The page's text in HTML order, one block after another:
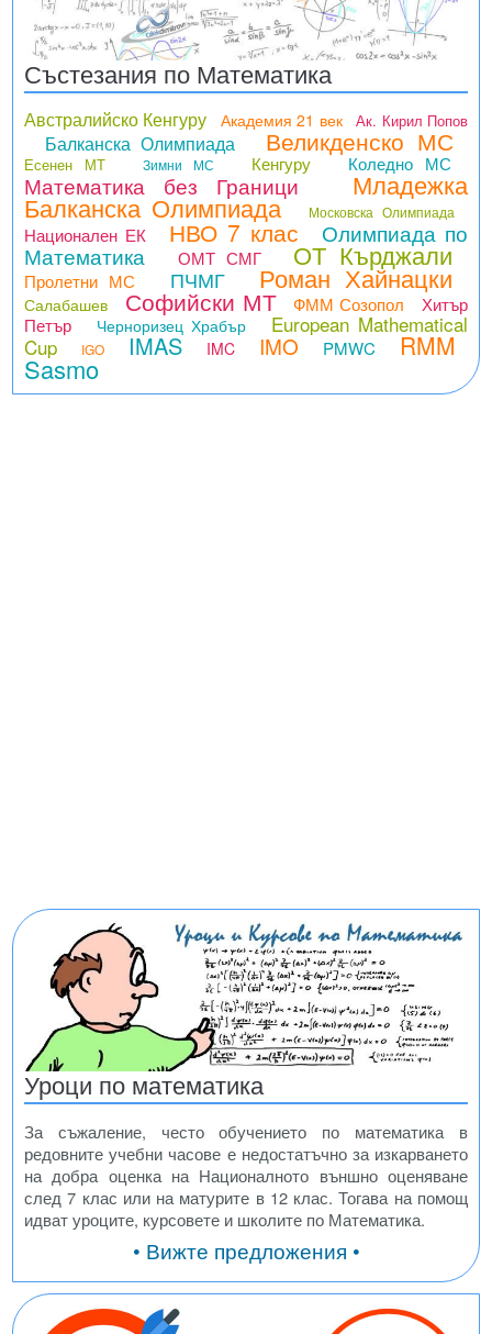
Състезания по Математика
Австралийско Кенгуру Академия 21 век Ак. Кирил Попов
Балканска Олимпиада Великденско МС
Есенен МТ Зимни МС Кенгуру Коледно МС
Математика без Граници Младежка
Балканска Олимпиада Московска Олимпиада
Национален ЕК НВО 7 клас Олимпиада по
Математика ОМТ СМГ ОТ Кърджали
Пролетни МС ПЧМГ Роман Хайнацки
Салабашев Софийски МТ ФММ Созопол
Хитър
Петър
Черноризец Храбър
European Mathematical
Cup
IGO IMAS IMC IMO PMWC RMM
Sasmo
Уроци по математика
За съжаление, често обучението по математика в
редовните учебни часове е недостатъчно за изкарването
на добра оценка на Националното външно оценяване
след 7 клас или на матурите в 12 клас. Тогава на помощ
идват уроците, курсовете и школите по Математика.
• Вижте предложения •